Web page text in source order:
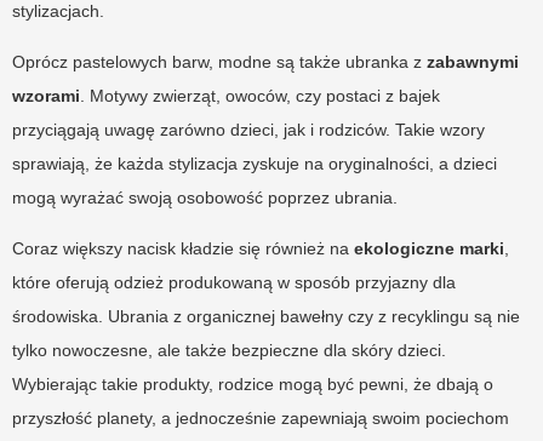
stylizacjach.
Oprócz pastelowych barw, modne są także ubranka z zabawnymi
wzorami. Motywy zwierząt, owoców, czy postaci z bajek
przyciągają uwagę zarówno dzieci, jak i rodziców. Takie wzory
sprawiają, że każda stylizacja zyskuje na oryginalności, a dzieci
mogą wyrażać swoją osobowość poprzez ubrania.
Coraz większy nacisk kładzie się również na ekologiczne marki,
które oferują odzież produkowaną w sposób przyjazny dla
środowiska. Ubrania z organicznej bawełny czy z recyklingu są nie
tylko nowoczesne, ale także bezpieczne dla skóry dzieci.
Wybierając takie produkty, rodzice mogą być pewni, że dbają o
przyszłość planety, a jednocześnie zapewniają swoim pociechom